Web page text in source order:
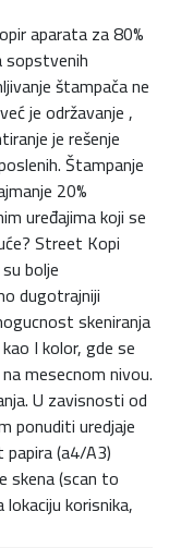
aparata za 80%
sopstvenih
štampača ne
je održavanje ,
je rešenje
Štampanje
20%
uređajima koji se
Street Kopi
bolje
dugotrajniji
skeniranja
I kolor, gde se
mesecnom nivou.
U zavisnosti od
ponuditi uredjaje
(a4/A3)
skena (scan to
korisnika,